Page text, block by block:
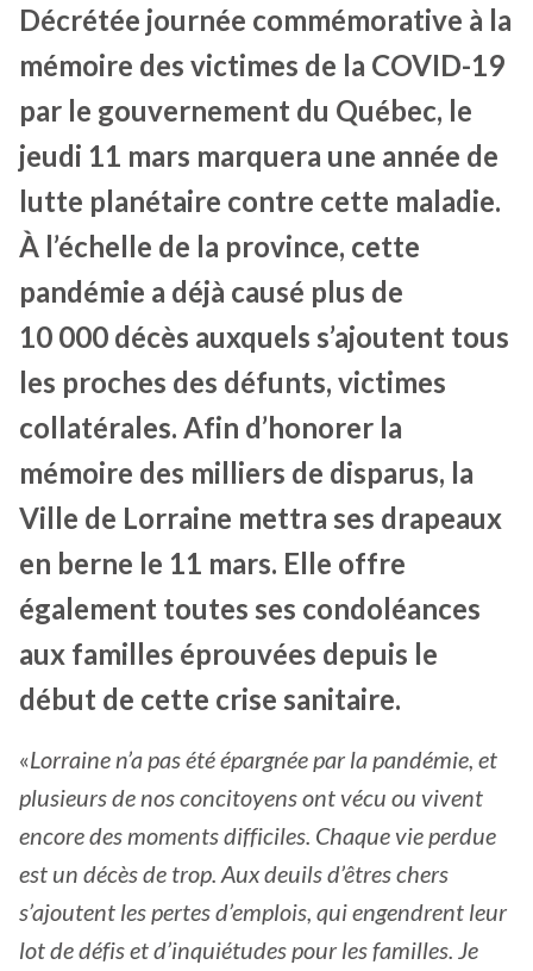
Décrétée journée commémorative à la
mémoire des victimes de la COVID-19
par le gouvernement du Québec, le
jeudi 11 mars marquera une année de
lutte planétaire contre cette maladie.
À l’échelle de la province, cette
pandémie a déjà causé plus de
10 000 décès auxquels s’ajoutent tous
les proches des défunts, victimes
collatérales. Afin d’honorer la
mémoire des milliers de disparus, la
Ville de Lorraine mettra ses drapeaux
en berne le 11 mars. Elle offre
également toutes ses condoléances
aux familles éprouvées depuis le
début de cette crise sanitaire.
«Lorraine n’a pas été épargnée par la pandémie, et
plusieurs de nos concitoyens ont vécu ou vivent
encore des moments difficiles. Chaque vie perdue
est un décès de trop. Aux deuils d’êtres chers
s’ajoutent les pertes d’emplois, qui engendrent leur
lot de défis et d’inquiétudes pour les familles. Je